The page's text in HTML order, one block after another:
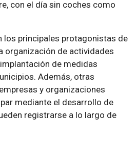
con el día sin coches como
los principales protagonistas de
organización de actividades
de medidas
Además, otras
y organizaciones
mediante el desarrollo de
registrarse a lo largo de